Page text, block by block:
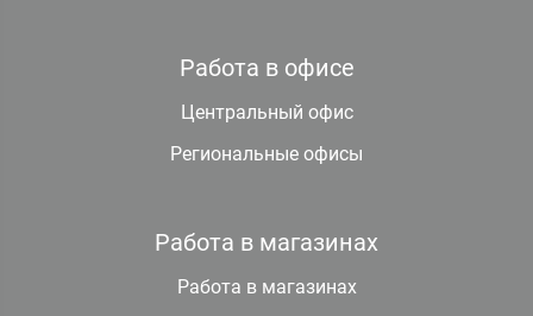
Работа в офисе
Центральный офис
Региональные офисы
Работа в магазинах
Работа в магазинах